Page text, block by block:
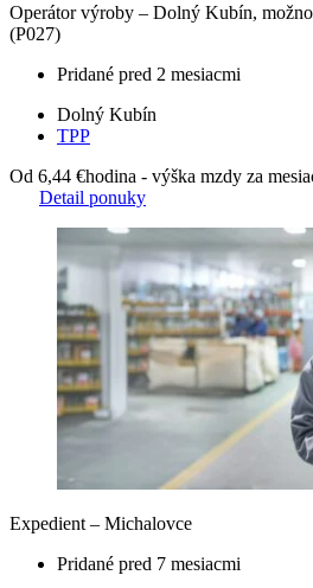
Operátor výroby – Dolný Kubín,
(P027)
Pridané pred 2 mesiacmi
Dolný Kubín
TPP
Od 6,44 €hodina - výška mzdy za
Detail ponuky
Expedient – Michalovce
Pridané pred 7 mesiacmi